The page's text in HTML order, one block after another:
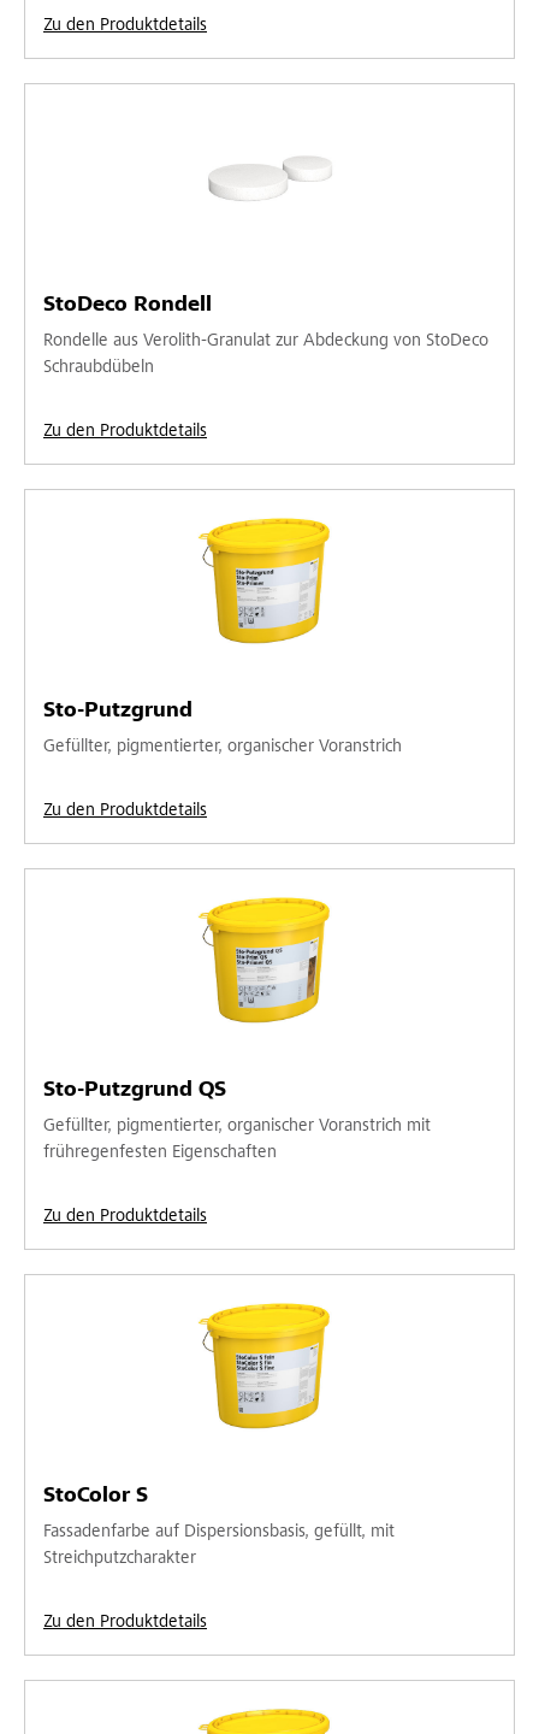
Zu den Produktdetails
StoDeco Rondell
Rondelle aus Verolith-Granulat zur Abdeckung von StoDeco
Schraubdübeln
Zu den Produktdetails
Sto-Putzgrund
Gefüllter, pigmentierter, organischer Voranstrich
Zu den Produktdetails
Sto-Putzgrund QS
Gefüllter, pigmentierter, organischer Voranstrich mit
frühregenfesten Eigenschaften
Zu den Produktdetails
StoColor S
Fassadenfarbe auf Dispersionsbasis, gefüllt, mit
Streichputzcharakter
Zu den Produktdetails